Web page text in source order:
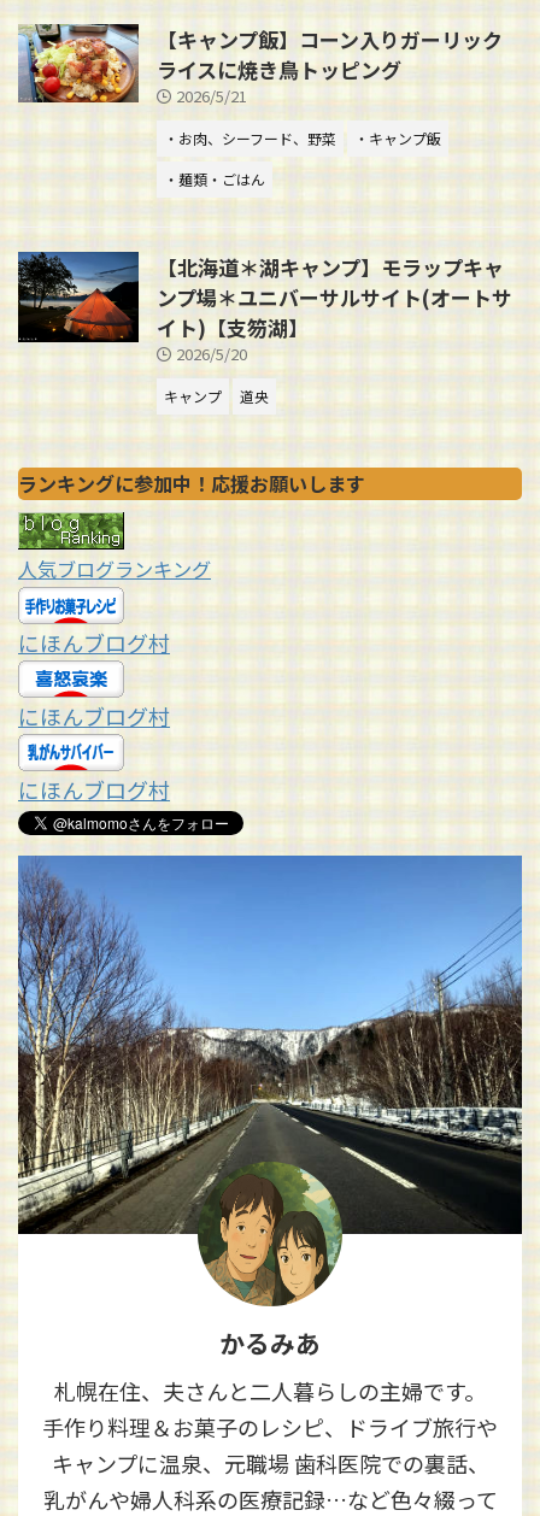
【キャンプ飯】コーン入りガーリック
ライスに焼き鳥トッピング
2026/5/21
・お肉、シーフード、野菜
・キャンプ飯
・麺類・ごはん
【北海道＊湖キャンプ】モラップキャ
ンプ場＊ユニバーサルサイト(オートサ
イト)【支笏湖】
2026/5/20
キャンプ 道央
ランキングに参加中！応援お願いします
人気ブログランキング
にほんブログ村
にほんブログ村
にほんブログ村
かるみあ
札幌在住、夫さんと二人暮らしの主婦です。
手作り料理＆お菓子のレシピ、ドライブ旅行や
キャンプに温泉、元職場 歯科医院での裏話、
乳がんや婦人科系の医療記録…など色々綴って